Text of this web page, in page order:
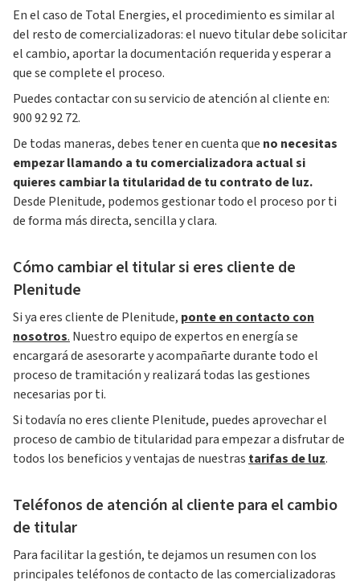
En el caso de Total Energies, el procedimiento es similar al
del resto de comercializadoras: el nuevo titular debe solicitar
el cambio, aportar la documentación requerida y esperar a
que se complete el proceso.
Puedes contactar con su servicio de atención al cliente en:
900 92 92 72.
De todas maneras, debes tener en cuenta que no necesitas
empezar llamando a tu comercializadora actual si
quieres cambiar la titularidad de tu contrato de luz.
Desde Plenitude, podemos gestionar todo el proceso por ti
de forma más directa, sencilla y clara.
Cómo cambiar el titular si eres cliente de
Plenitude
Si ya eres cliente de Plenitude, ponte en contacto con
nosotros. Nuestro equipo de expertos en energía se
encargará de asesorarte y acompañarte durante todo el
proceso de tramitación y realizará todas las gestiones
necesarias por ti.
Si todavía no eres cliente Plenitude, puedes aprovechar el
proceso de cambio de titularidad para empezar a disfrutar de
todos los beneficios y ventajas de nuestras tarifas de luz.
Teléfonos de atención al cliente para el cambio
de titular
Para facilitar la gestión, te dejamos un resumen con los
principales teléfonos de contacto de las comercializadoras